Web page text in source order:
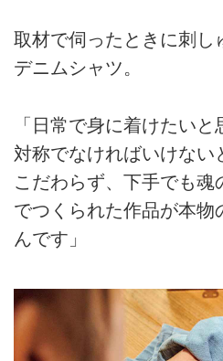
取材で伺ったときに刺し
デニムシャツ。
「日常で身に着けたい
対称でなければいけない
こだわらず、下手でも魂
でつくられた作品が本物
んです」